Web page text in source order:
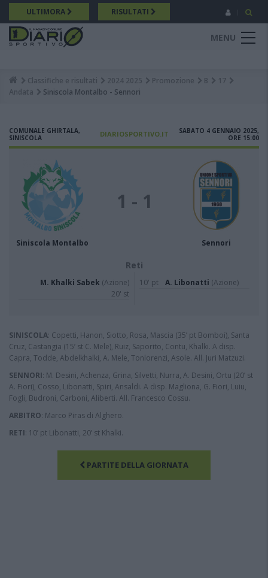
Salta
al
contenuto
principale
ULTIMORA RISULTATI
MENU
Breadcrumb
Classifiche e risultati 2024 2025 Promozione B
17
Andata
Siniscola Montalbo - Sennori
COMUNALE GHIRTALA,
SINISCOLA
DIARIOSPORTIVO.IT
SABATO 4 GENNAIO 2025,
ORE 15:00
Siniscola Montalbo
1 - 1
Sennori
Reti
M. Khalki Sabek (Azione)
20' st
10' pt A. Libonatti (Azione)
SINISCOLA: Copetti, Hanon, Siotto, Rosa, Mascia (35’ pt Bomboi), Santa
Cruz, Castangia (15’ st C. Mele), Ruiz, Saporito, Contu, Khalki. A disp.
Capra, Todde, Abdelkhalki, A. Mele, Tonlorenzi, Asole. All. Juri Matzuzi.
SENNORI: M. Desini, Achenza, Grina, Silvetti, Nurra, A. Desini, Ortu (20’ st
A. Fiori), Cosso, Libonatti, Spiri, Ansaldi. A disp. Magliona, G. Fiori, Luiu,
Fogli, Budroni, Carboni, Aliberti. All. Francesco Cossu.
ARBITRO: Marco Piras di Alghero.
RETI: 10’ pt Libonatti, 20’ st Khalki.
PARTITE DELLA GIORNATA